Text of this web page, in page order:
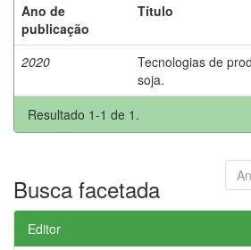
Ano de
publicação
Título
2020
Tecnologias de
soja.
Resultado 1-1 de 1.
Busca facetada
Editor